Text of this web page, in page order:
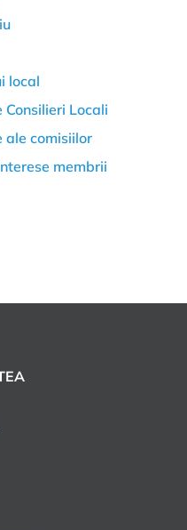
local
Locali
comisiilor
membrii